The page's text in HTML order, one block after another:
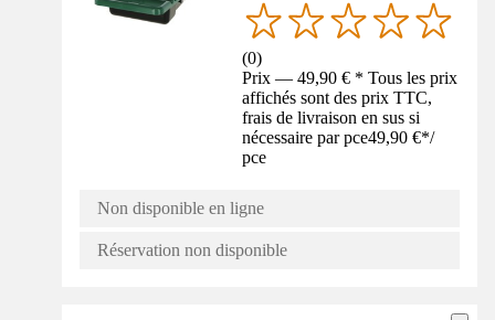
(0)
Prix — 49,90 € * Tous les prix
affichés sont des prix TTC,
frais de livraison en sus si
nécessaire par pce49,90 €*/
pce
Non disponible en ligne
Réservation non disponible